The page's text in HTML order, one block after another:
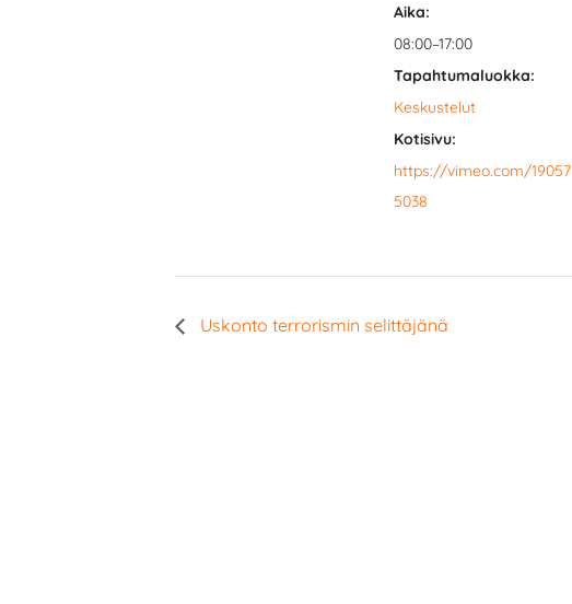
Aika:
08:00–17:00
Tapahtumaluokka:
Keskustelut
Kotisivu:
https://vimeo.com/19057
5038
Uskonto terrorismin selittäjänä